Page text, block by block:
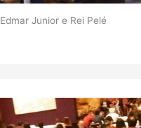
Edmar Junior e Rei Pelé